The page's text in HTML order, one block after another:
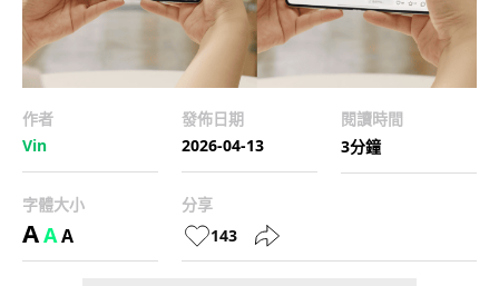
作者
Vin
發佈日期
2026-04-13
閱讀時間
3分鐘
字體大小
AAA
分享
143